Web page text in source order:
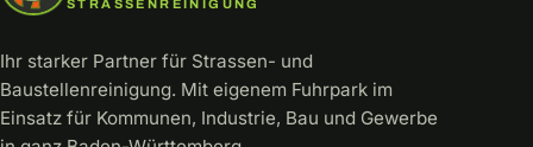
STRASSENREINIGUNG
Ihr starker Partner für Strassen- und
Baustellenreinigung. Mit eigenem Fuhrpark im
Einsatz für Kommunen, Industrie, Bau und Gewerbe